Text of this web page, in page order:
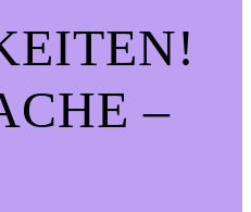
– S